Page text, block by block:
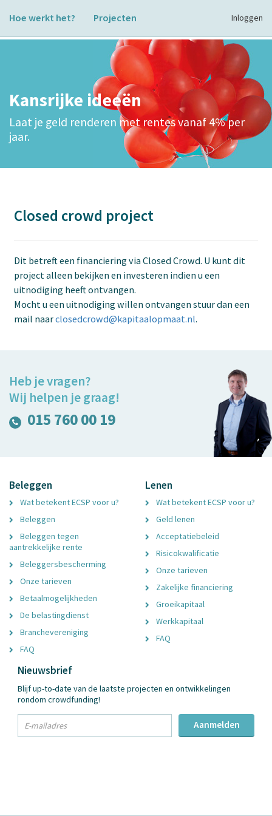
Hoe werkt het? Projecten Inloggen
Kansrijke ideeën
Laat je geld renderen met rentes vanaf 4% per
jaar.
Closed crowd project
Dit betreft een financiering via Closed Crowd. U kunt dit
project alleen bekijken en investeren indien u een
uitnodiging heeft ontvangen.
Mocht u een uitnodiging willen ontvangen stuur dan een
mail naarclosedcrowd@kapitaalopmaat.nl.
Heb je vragen?
Wij helpen je graag!
015 760 00 19
Beleggen
Wat betekent ECSP voor u?
Beleggen
Beleggen tegen
aantrekkelijke rente
Beleggersbescherming
Onze tarieven
Betaalmogelijkheden
De belastingdienst
Branchevereniging
FAQ
Lenen
Wat betekent ECSP voor u?
Geld lenen
Acceptatiebeleid
Risicokwalificatie
Onze tarieven
Zakelijke financiering
Groeikapitaal
Werkkapitaal
FAQ
Nieuwsbrief
Blijf up-to-date van de laatste projecten en ontwikkelingen
rondom crowdfunding!
Email
Aanmelden